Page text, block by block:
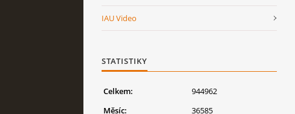
IAU Video
STATISTIKY
Celkem:
944962
Měsíc:
36585